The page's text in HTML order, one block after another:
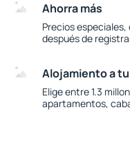
Ahorra más
Precios
después de
Alojamiento a
Elige entre 1.3
apartamentos,